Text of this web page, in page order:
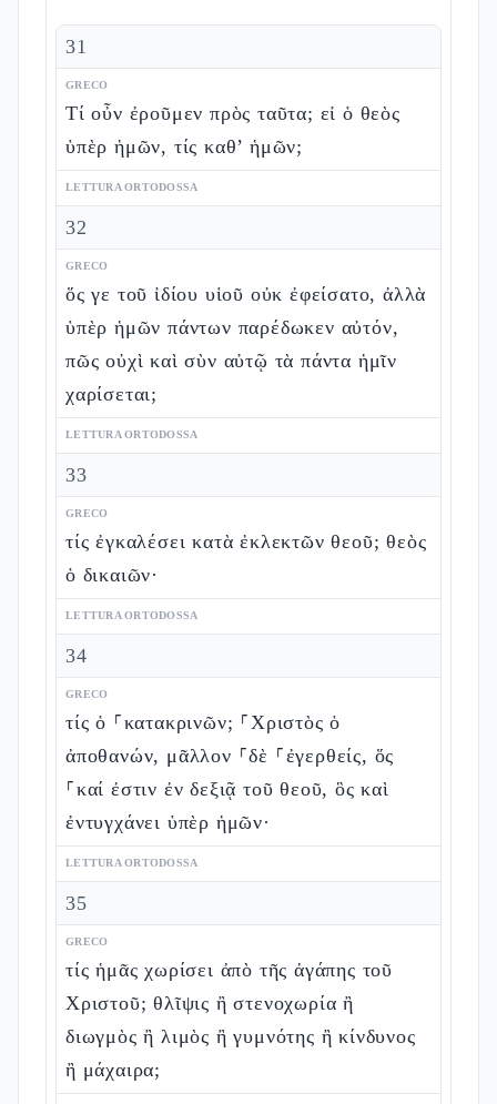
31
GRECO
Τί οὖν ἐροῦμεν πρὸς ταῦτα; εἰ ὁ θεὸς
ὑπὲρ ἡμῶν, τίς καθ’ ἡμῶν;
LETTURA ORTODOSSA
32
GRECO
ὅς γε τοῦ ἰδίου υἱοῦ οὐκ ἐφείσατο, ἀλλὰ
ὑπὲρ ἡμῶν πάντων παρέδωκεν αὐτόν,
πῶς οὐχὶ καὶ σὺν αὐτῷ τὰ πάντα ἡμῖν
χαρίσεται;
LETTURA ORTODOSSA
33
GRECO
τίς ἐγκαλέσει κατὰ ἐκλεκτῶν θεοῦ; θεὸς
ὁ δικαιῶν·
LETTURA ORTODOSSA
34
GRECO
τίς ὁ ⸀κατακρινῶν; ⸀Χριστὸς ὁ
ἀποθανών, μᾶλλον ⸀δὲ ⸀ἐγερθείς, ὅς
⸀καί ἐστιν ἐν δεξιᾷ τοῦ θεοῦ, ὃς καὶ
ἐντυγχάνει ὑπὲρ ἡμῶν·
LETTURA ORTODOSSA
35
GRECO
τίς ἡμᾶς χωρίσει ἀπὸ τῆς ἀγάπης τοῦ
Χριστοῦ; θλῖψις ἢ στενοχωρία ἢ
διωγμὸς ἢ λιμὸς ἢ γυμνότης ἢ κίνδυνος
ἢ μάχαιρα;